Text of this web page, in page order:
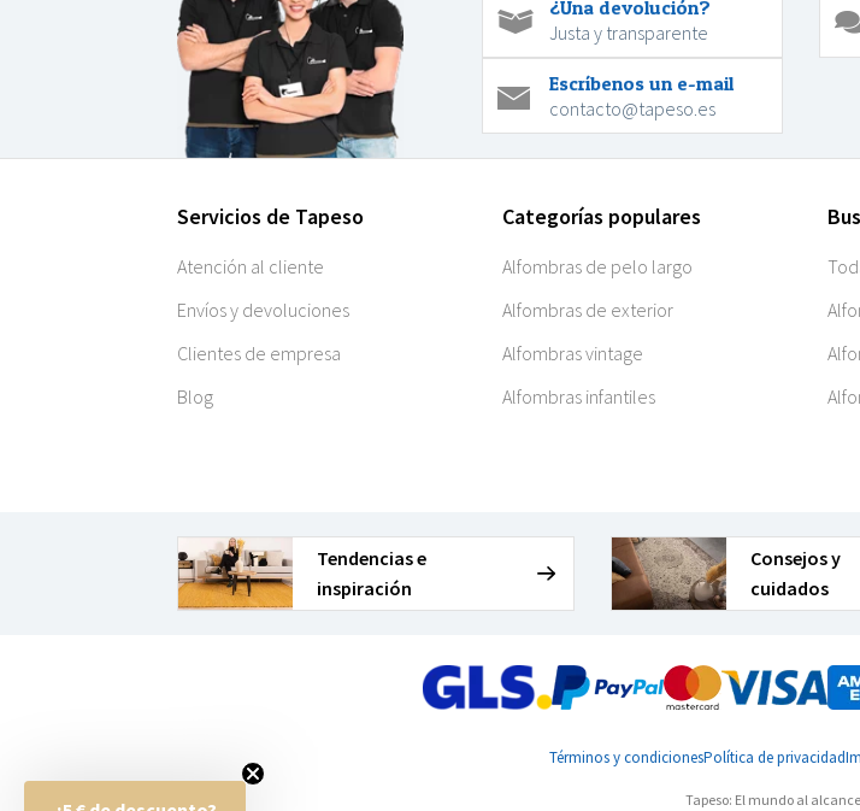
¿Una devolución?
Justa y transparente
Escríbenos un e-mail
contacto@tapeso.es
Servicios de Tapeso
Atención al cliente
Envíos y devoluciones
Clientes de empresa
Blog
Categorías populares
Alfombras de pelo largo
Alfombras de exterior
Alfombras vintage
Alfombras infantiles
Tendencias e
inspiración
Consejos y
cuidados
Términos y condicionesPolítica de privacidad
Tapeso: El mundo al